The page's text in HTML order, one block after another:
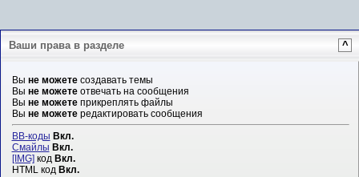
Ваши права в разделе ^
Вы не можетесоздавать темы
Вы не можетеотвечать на сообщения
Вы не можетеприкреплять файлы
Вы не можетередактировать сообщения
BB-коды Вкл.
Смайлы Вкл.
[IMG] код Вкл.
HTML код Вкл.